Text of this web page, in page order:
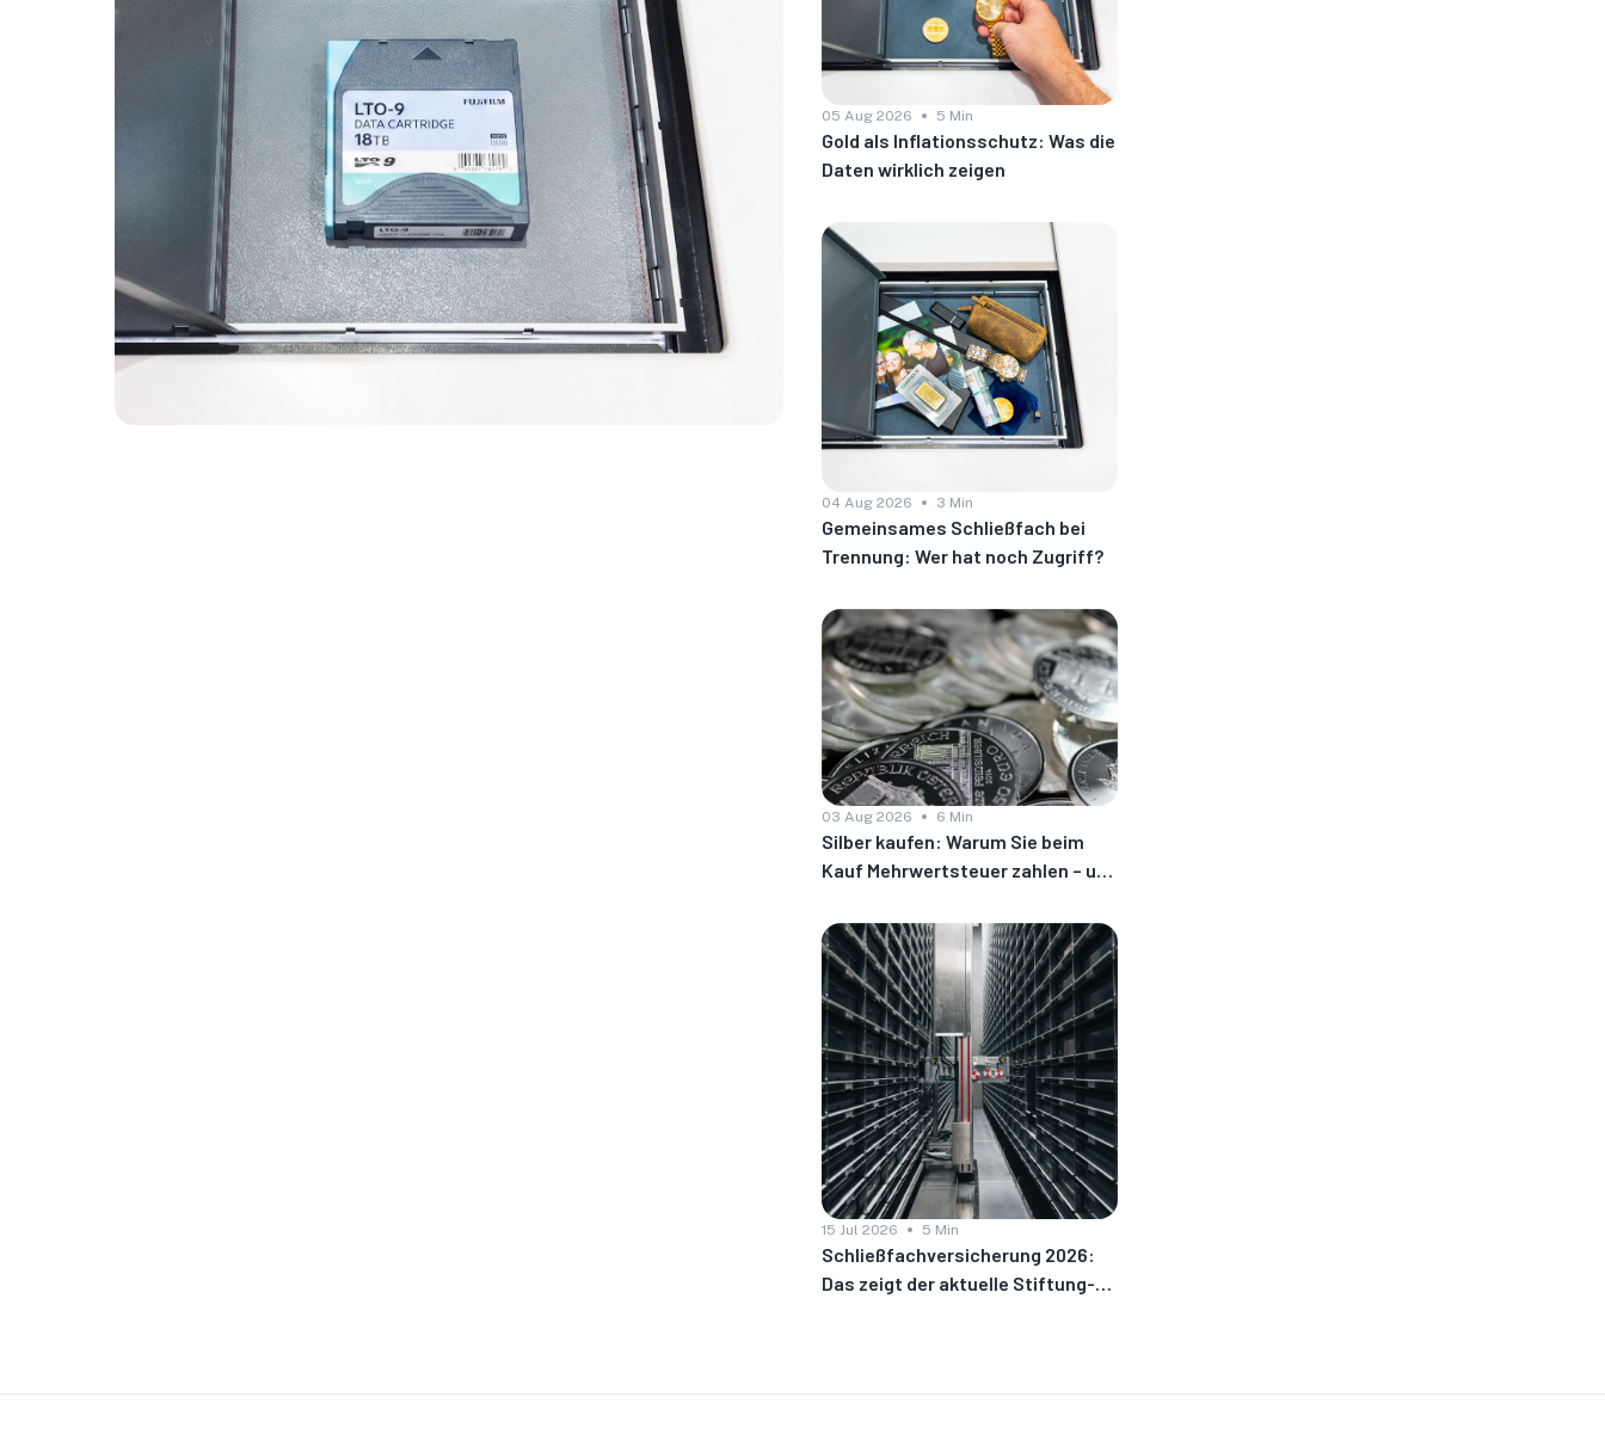
05 Aug 2026 5 Min
Gold als Inflationsschutz: Was die
Daten wirklich zeigen
04 Aug 2026 3 Min
Gemeinsames Schließfach bei
Trennung: Wer hat noch Zugriff?
03 Aug 2026 6 Min
Silber kaufen: Warum Sie beim
Kauf Mehrwertsteuer zahlen – und
15 Jul 2026 5 Min
Schließfachversicherung 2026:
Das zeigt der aktuelle Stiftung-